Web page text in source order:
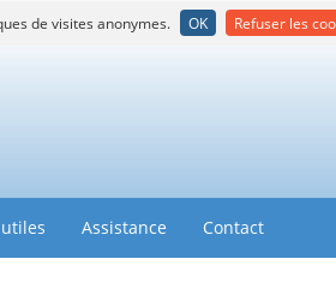
de visites anonymes. OK Refuser les
Assistance Contact